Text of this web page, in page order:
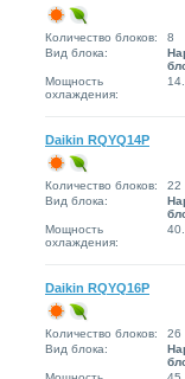
Количество блоков:
8
Вид блока:
Мощность
охлаждения:
Daikin RQYQ14P
Количество блоков:
22
Вид блока:
Мощность
охлаждения:
Daikin RQYQ16P
Количество блоков:
26
Вид блока: